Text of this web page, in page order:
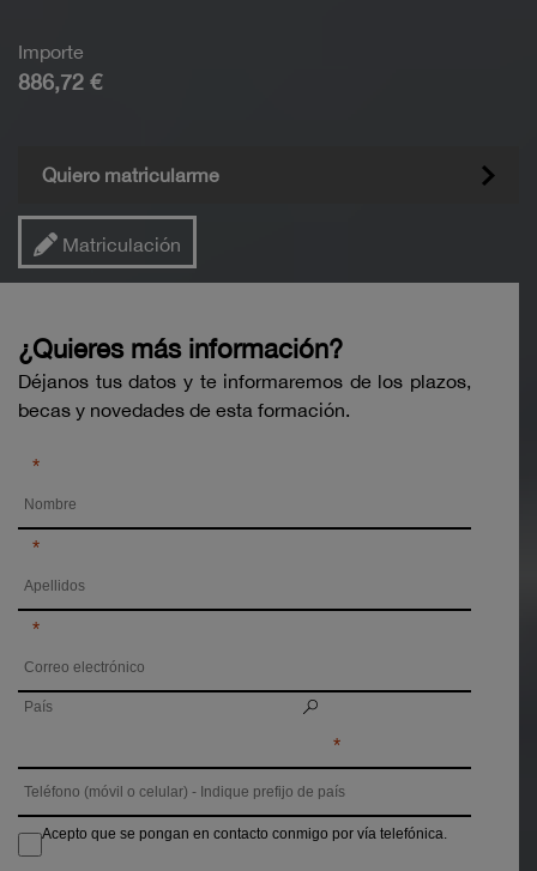
Importe
886,72 €
Quiero matricularme
Matriculación
¿Quieres más información?
Déjanos tus datos y te informaremos de los plazos,
becas y novedades de esta formación.
Acepto que se pongan en contacto conmigo por vía telefónica.